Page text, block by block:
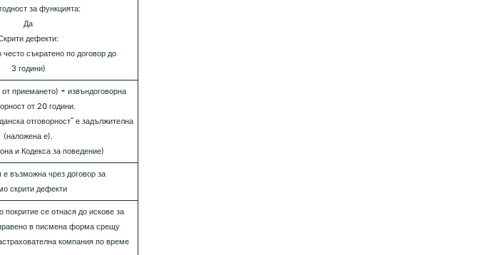
за функцията:
Да
дефекти:
често съкратено по договор до
3 години)
от приемането) + извъндоговорна
от 20 години.
отговорност“ е задължителна
(наложена е).
и Кодекса за поведение)
е възможна чрез договор за
скрити дефекти
покритие се отнася до искове за
в писмена форма срещу
компания по време